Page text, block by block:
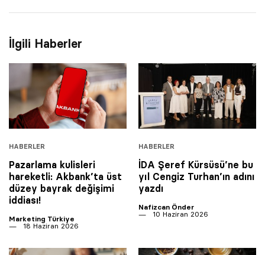
İlgili Haberler
HABERLER
Pazarlama kulisleri
hareketli: Akbank’ta üst
düzey bayrak değişimi
iddiası!
Marketing Türkiye
18 Haziran 2026
HABERLER
İDA Şeref Kürsüsü’ne bu
yıl Cengiz Turhan’ın adını
yazdı
Nafizcan Önder
10 Haziran 2026